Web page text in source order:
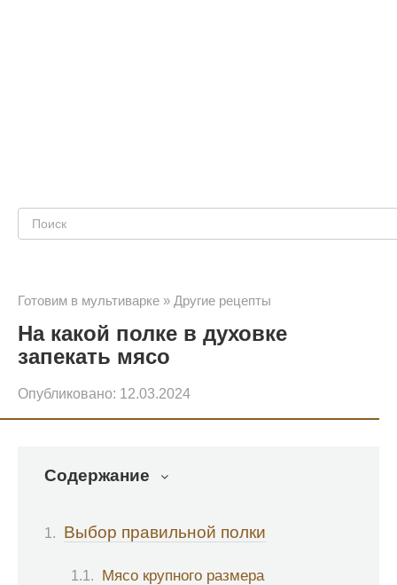
Поиск:
Готовим в мультиварке » Другие рецепты
На какой полке в духовке
запекать мясо
Опубликовано: 12.03.2024
Содержание
Выбор правильной полки
Мясо крупного размера